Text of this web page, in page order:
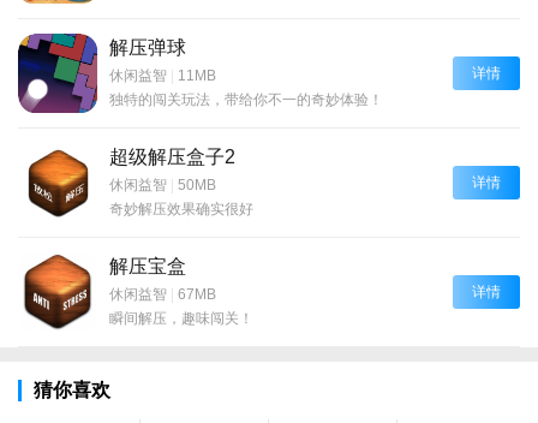
解压弹球
休闲益智 | 11MB
独特的闯关玩法，带给你不一的奇妙体验！
详情
超级解压盒子2
休闲益智 | 50MB
奇妙解压效果确实很好
详情
解压宝盒
休闲益智 | 67MB
瞬间解压，趣味闯关！
详情
猜你喜欢